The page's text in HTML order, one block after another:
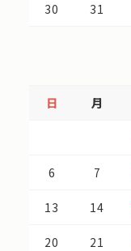
30 31
日 月
6 7
13 14
20 21